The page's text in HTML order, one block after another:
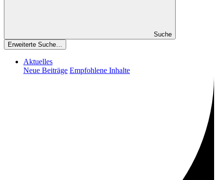
Suche
Erweiterte Suche…
Aktuelles
Neue Beiträge Empfohlene Inhalte